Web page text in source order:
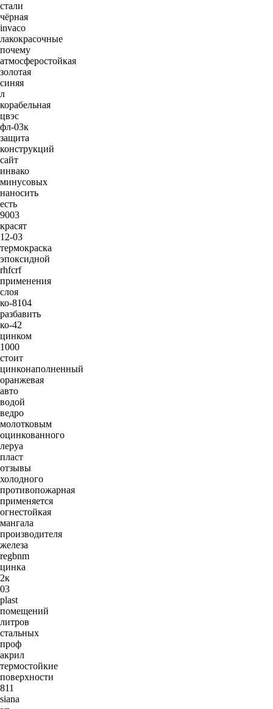
стали
чёрная
invaco
лакокрасочные
почему
атмосферостойкая
золотая
синяя
л
корабельная
цвэс
фл-03к
защита
конструкций
сайт
инвако
минусовых
наносить
есть
9003
красят
12-03
термокраска
эпоксидной
rhfcrf
применения
слоя
ко-8104
разбавить
ко-42
цинком
1000
стоит
цинконаполненный
оранжевая
авто
водой
ведро
молотковым
оцинкованного
леруа
пласт
отзывы
холодного
противопожарная
применяется
огнестойкая
мангала
производителя
железа
regbnm
цинка
2к
03
plast
помещений
литров
стальных
проф
акрил
термостойкие
поверхности
811
siana